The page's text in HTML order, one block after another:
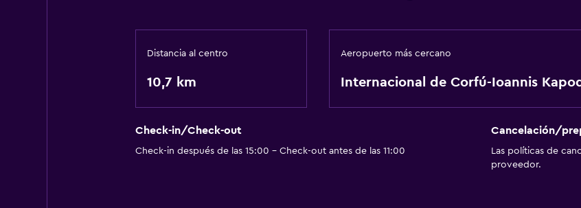
Distancia al centro
10,7 km
Aeropuerto más cercano
Internacional de Corfú-Ioannis
Check-in/Check-out
Check-in después de las 15:00 - Check-out antes de las 11:00
Cancelación/
Las políticas de
proveedor.